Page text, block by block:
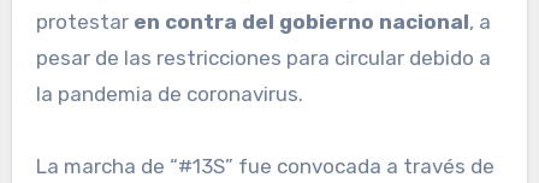
protestar en contra del gobierno nacional, a
pesar de las restricciones para circular debido a
la pandemia de coronavirus.
La marcha de “#13S” fue convocada a través de